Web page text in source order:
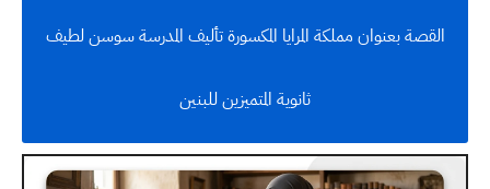
القصة بعنوان مملكة المرايا المكسورة تأليف المدرسة سوسن لطيف
ثانوية المتميزين للبنين